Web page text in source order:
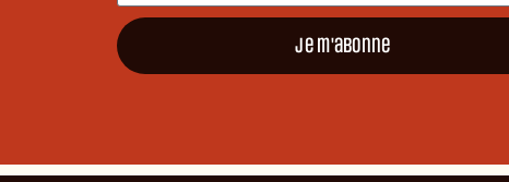
Je m'abonne